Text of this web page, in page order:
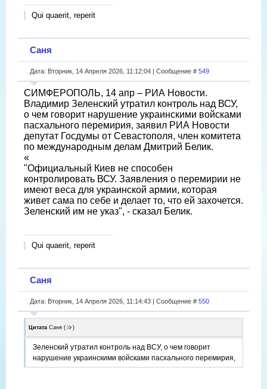
Qui quaerit, reperit
Саня
Дата: Вторник, 14 Апреля 2026, 11:12:04 | Сообщение # 549
СИМФЕРОПОЛЬ, 14 апр – РИА Новости.
Владимир Зеленский утратил контроль над ВСУ,
о чем говорит нарушение украинскими войсками
пасхального перемирия, заявил РИА Новости
депутат Госдумы от Севастополя, член комитета
по международным делам Дмитрий Белик.
«
"Официальный Киев не способен
контролировать ВСУ. Заявления о перемирии не
имеют веса для украинской армии, которая
живет сама по себе и делает то, что ей захочется.
Зеленский им не указ", - сказал Белик.
Qui quaerit, reperit
Саня
Дата: Вторник, 14 Апреля 2026, 11:14:43 | Сообщение # 550
Цитата Саня ( )
Зеленский утратил контроль над ВСУ, о чем говорит
нарушение украинскими войсками пасхального перемирия,